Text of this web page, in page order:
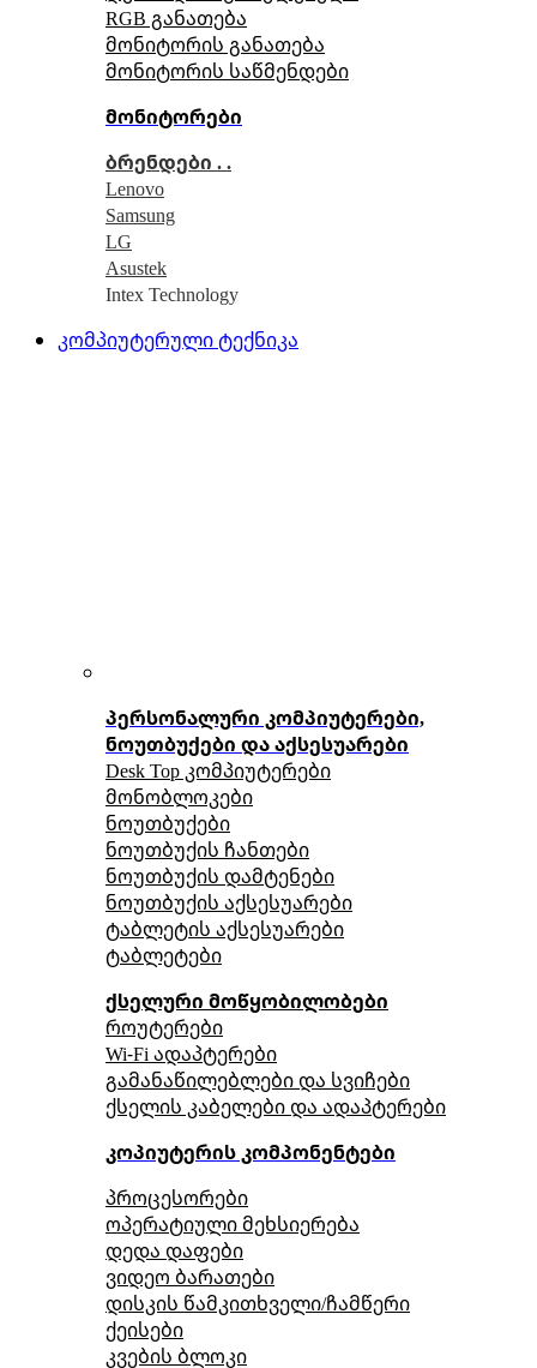
RGB განათება
მონიტორის განათება
მონიტორის საწმენდები
მონიტორები
ბრენდები . .
Lenovo
Samsung
LG
Asustek
Intex Technology
კომპიუტერული ტექნიკა
პერსონალური კომპიუტერები,
ნოუთბუქები და აქსესუარები
Desk Top კომპიუტერები
მონობლოკები
ნოუთბუქები
ნოუთბუქის ჩანთები
ნოუთბუქის დამტენები
ნოუთბუქის აქსესუარები
ტაბლეტის აქსესუარები
ტაბლეტები
ქსელური მოწყობილობები
როუტერები
Wi-Fi ადაპტერები
გამანაწილებლები და სვიჩები
ქსელის კაბელები და ადაპტერები
კოპიუტერის კომპონენტები
პროცესორები
ოპერატიული მეხსიერება
დედა დაფები
ვიდეო ბარათები
დისკის წამკითხველი/ჩამწერი
ქეისები
კვების ბლოკი